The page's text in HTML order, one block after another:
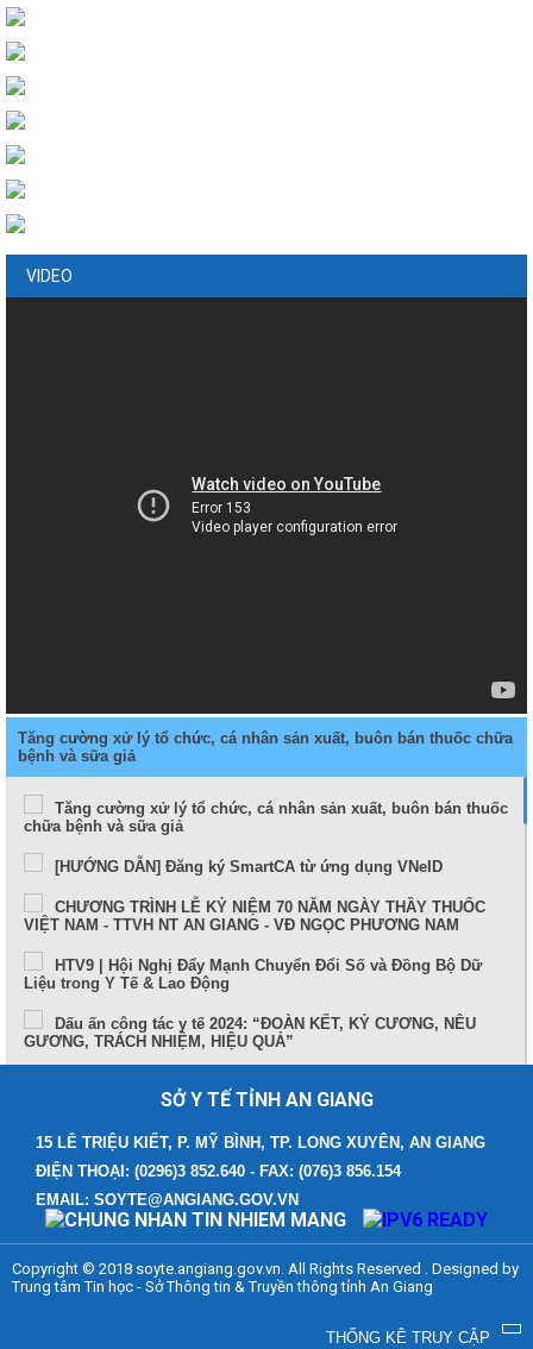
VIDEO
Tăng cường xử lý tổ chức, cá nhân sản xuất, buôn bán thuốc chữa
bệnh và sữa giả
Tăng cường xử lý tổ chức, cá nhân sản xuất, buôn bán thuốc
chữa bệnh và sữa giả
[HƯỚNG DẪN] Đăng ký SmartCA từ ứng dụng VNeID
CHƯƠNG TRÌNH LỄ KỶ NIỆM 70 NĂM NGÀY THẦY THUỐC
VIỆT NAM - TTVH NT AN GIANG - VĐ NGỌC PHƯƠNG NAM
HTV9 | Hội Nghị Đẩy Mạnh Chuyển Đổi Số và Đồng Bộ Dữ
Liệu trong Y Tế & Lao Động
Dấu ấn công tác y tế 2024: “ĐOÀN KẾT, KỶ CƯƠNG, NÊU
GƯƠNG, TRÁCH NHIỆM, HIỆU QUẢ”
tiến bộ trong tiếp cận, điều trị hiện nay
TUẦN LỄ THẾ GIỚI NUÔI CON BẰNG SỮA MẸ (1 – 7/8/2024)
Thông điệp phòng, chống bệnh bạch hầu
Những điểm mới trong Luật Khám bệnh, chữa bệnh (sửa đổi)
năm 2023
SỞ Y TẾ TỈNH AN GIANG
15 LÊ TRIỆU KIẾT, P. MỸ BÌNH, TP. LONG XUYÊN, AN GIANG
ĐIỆN THOẠI: (0296)3 852.640 - FAX: (076)3 856.154
EMAIL: SOYTE@ANGIANG.GOV.VN
Copyright © 2018 soyte.angiang.gov.vn. All Rights Reserved . Designed by
Trung tâm Tin học - Sở Thông tin & Truyền thông tỉnh An Giang
THỐNG KÊ TRUY CẬP